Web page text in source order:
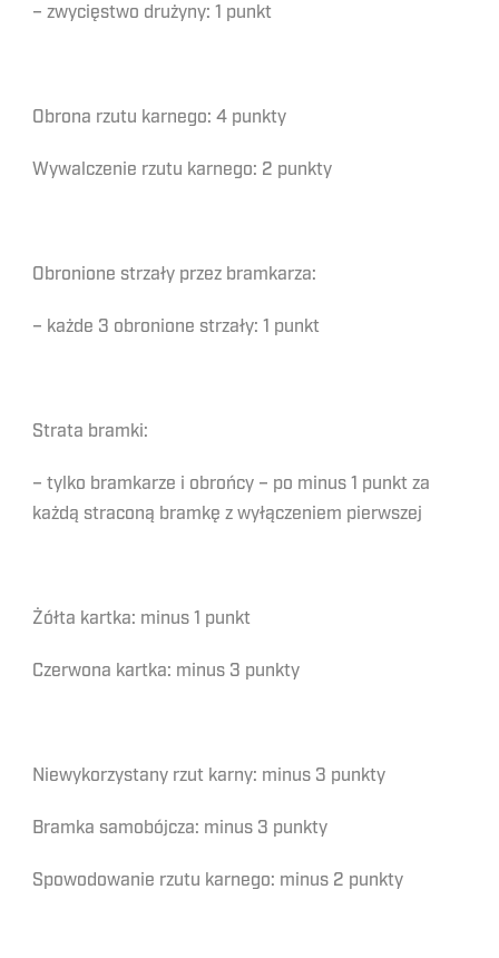
– zwycięstwo drużyny: 1 punkt
Obrona rzutu karnego: 4 punkty
Wywalczenie rzutu karnego: 2 punkty
Obronione strzały przez bramkarza:
– każde 3 obronione strzały: 1 punkt
Strata bramki:
– tylko bramkarze i obrońcy – po minus 1 punkt za
każdą straconą bramkę z wyłączeniem pierwszej
Żółta kartka: minus 1 punkt
Czerwona kartka: minus 3 punkty
Niewykorzystany rzut karny: minus 3 punkty
Bramka samobójcza: minus 3 punkty
Spowodowanie rzutu karnego: minus 2 punkty